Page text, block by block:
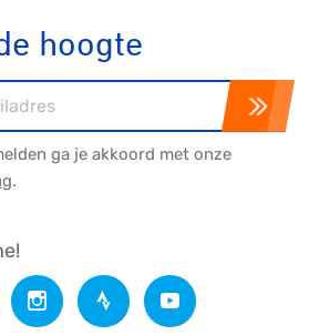
hoogte
ga je akkoord met onze
.